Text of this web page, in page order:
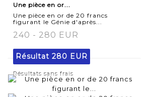
détaillée
Une pièce en or...
Une pièce en or de 20 francs
figurant le Génie d'après...
240 - 280 EUR
Résultat 280 EUR
Résultats sans frais